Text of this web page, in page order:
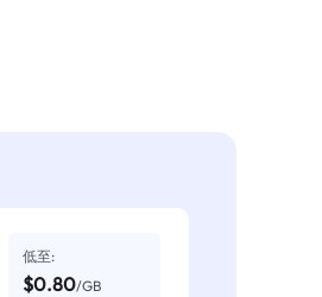
低至:
$0.80/GB